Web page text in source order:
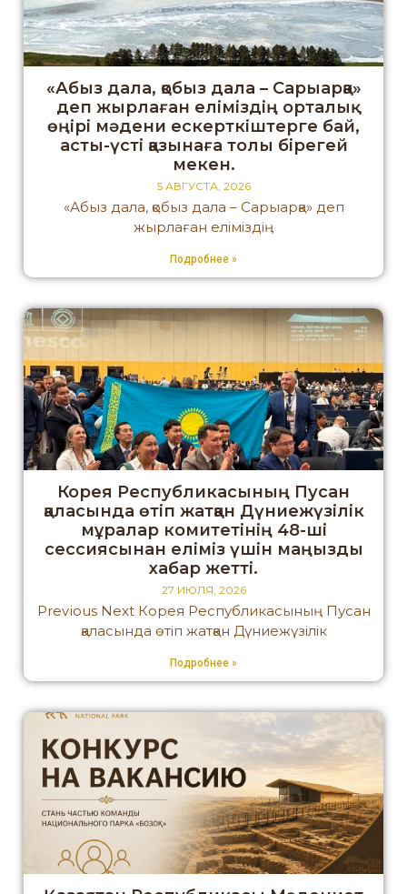
«Абыз дала, қобыз дала – Сарыарқа»
деп жырлаған еліміздің орталық
өңірі мәдени ескерткіштерге бай,
асты-үсті қазынаға толы бірегей
мекен.
5 АВГУСТА, 2026
«Абыз дала, қобыз дала – Сарыарқа» деп
жырлаған еліміздің
Подробнее »
Корея Республикасының Пусан
қаласында өтіп жатқан Дүниежүзілік
мұралар комитетінің 48-ші
сессиясынан еліміз үшін маңызды
хабар жетті.
27 ИЮЛЯ, 2026
Previous Next Корея Республикасының Пусан
қаласында өтіп жатқан Дүниежүзілік
Подробнее »